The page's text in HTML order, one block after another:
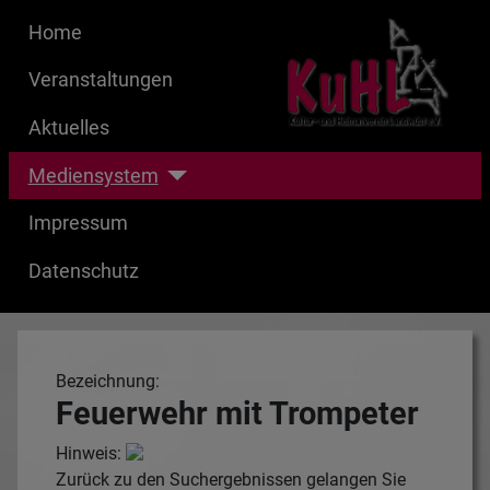
Home
Veranstaltungen
Aktuelles
Mediensystem
Impressum
Datenschutz
Bezeichnung:
Feuerwehr mit Trompeter
Hinweis:
Zurück zu den Suchergebnissen gelangen Sie